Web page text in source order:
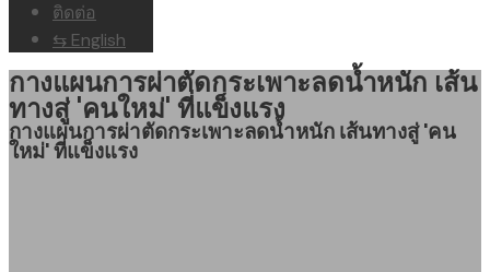
ติดต่อ
⇆ English
กางแผนการผ่าตัดกระเพาะลดน้ำหนัก เส้น
ทางสู่ 'คนใหม่' ที่แข็งแรง
กางแผนการผ่าตัดกระเพาะลดน้ำหนัก เส้นทางสู่ 'คน
ใหม่' ที่แข็งแรง